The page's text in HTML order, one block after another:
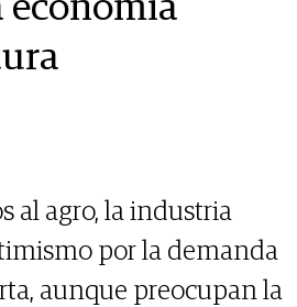
economía
al agro, la industria
por la demanda
aunque preocupan la